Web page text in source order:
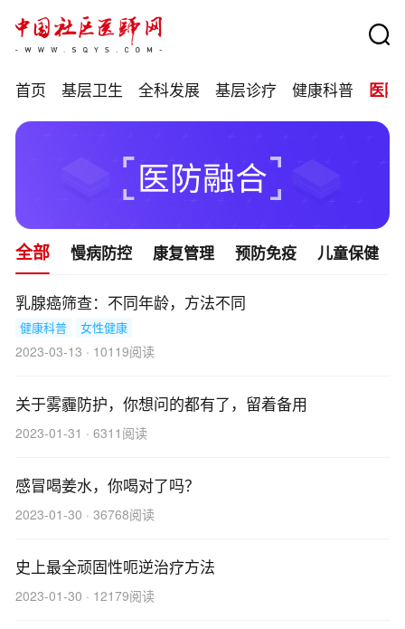
首页 基层卫生 全科发展 基层诊疗 健康科普 医防
全部 慢病防控 康复管理 预防免疫 儿童保健
乳腺癌筛查：不同年龄，方法不同
健康科普 女性健康
2023-03-13 · 10119阅读
关于雾霾防护，你想问的都有了，留着备用
2023-01-31 · 6311阅读
感冒喝姜水，你喝对了吗？
2023-01-30 · 36768阅读
史上最全顽固性呃逆治疗方法
2023-01-30 · 12179阅读